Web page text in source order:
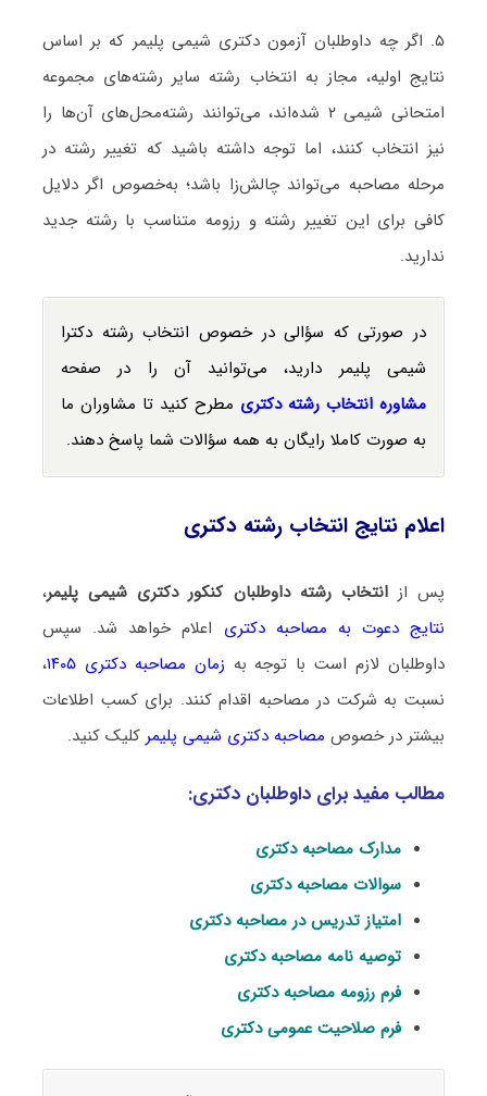
۵. اگر چه داوطلبان آزمون دکتری شیمی پلیمر که بر اساس
نتایج اولیه، مجاز به انتخاب رشته سایر رشته‌های مجموعه
امتحانی شیمی ۲ شده‌اند، می‌توانند رشته‌محل‌های آن‌ها را
نیز انتخاب کنند، اما توجه داشته باشید که تغییر رشته در
مرحله مصاحبه می‌تواند چالش‌زا باشد؛ به‌خصوص اگر دلایل
کافی برای این تغییر رشته و رزومه متناسب با رشته جدید
ندارید.
در صورتی که سؤالی در خصوص انتخاب رشته دکترا
شیمی پلیمر دارید، می‌توانید آن را در صفحه
مشاوره انتخاب رشته دکتری مطرح کنید تا مشاوران ما
به صورت کاملا رایگان به همه سؤالات شما پاسخ دهند.
اعلام نتایج انتخاب رشته دکتری
پس ازانتخاب رشته داوطلبان کنکور دکتری شیمی پلیمر،
نتایج دعوت به مصاحبه دکتری اعلام خواهد شد. سپس
داوطلبان لازم است با توجه به زمان مصاحبه دکتری ۱۴۰۵
،
نسبت به شرکت در مصاحبه اقدام کنند. برای کسب اطلاعات
بیشتر در خصوص مصاحبه دکتری شیمی پلیمرکلیک کنید.
مطالب مفید برای داوطلبان دکتری:
مدارک مصاحبه دکتری
سوالات مصاحبه دکتری
امتیاز تدریس در مصاحبه دکتری
توصیه نامه مصاحبه دکتری
فرم رزومه مصاحبه دکتری
فرم صلاحیت عمومی دکتری